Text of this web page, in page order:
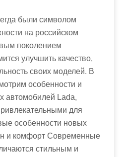
были символом
на российском
поколением
улучшить качество,
своих моделей. В
особенности и
автомобилей Lada,
для
особенности новых
и комфорт Современные
стильным и